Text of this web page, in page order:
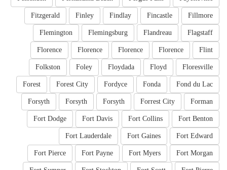
Fillmore
Fincastle
Findlay
Finley
Fitzgerald
Flagstaff
Flandreau
Flemingsburg
Flemington
Flint
Florence
Florence
Florence
Florence
Floresville
Floyd
Floydada
Foley
Folkston
Fond du Lac
Fonda
Fordyce
Forest City
Forest
Forman
Forrest City
Forsyth
Forsyth
Forsyth
Fort Benton
Fort Collins
Fort Davis
Fort Dodge
Fort Edward
Fort Gaines
Fort Lauderdale
Fort Morgan
Fort Myers
Fort Payne
Fort Pierce